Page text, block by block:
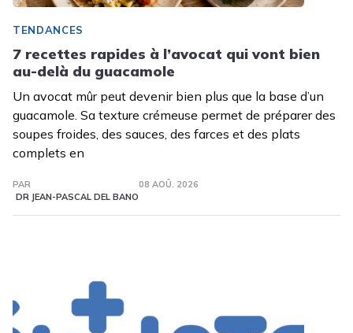
TENDANCES
7 recettes rapides à l’avocat qui vont bien
au-delà du guacamole
Un avocat mûr peut devenir bien plus que la base d’un
guacamole. Sa texture crémeuse permet de préparer des
soupes froides, des sauces, des farces et des plats
complets en
PAR
DR JEAN-PASCAL DEL BANO
08 AOÛ. 2026